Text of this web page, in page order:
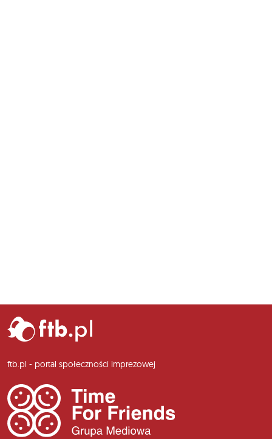
ftb.pl - portal społeczności imprezowej